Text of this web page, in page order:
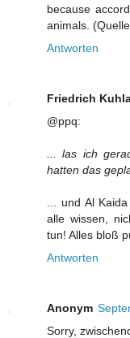
because
animals.
Antworten
Friedrich
@ppq:
... las ich
hatten das
... und Al
alle wissen,
tun! Alles bloß
Antworten
Anonym
Sorry,